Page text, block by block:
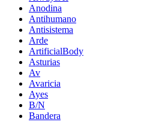
Anodina
Antihumano
Antisistema
Arde
ArtificialBody
Asturias
Av
Avaricia
Ayes
B/N
Bandera